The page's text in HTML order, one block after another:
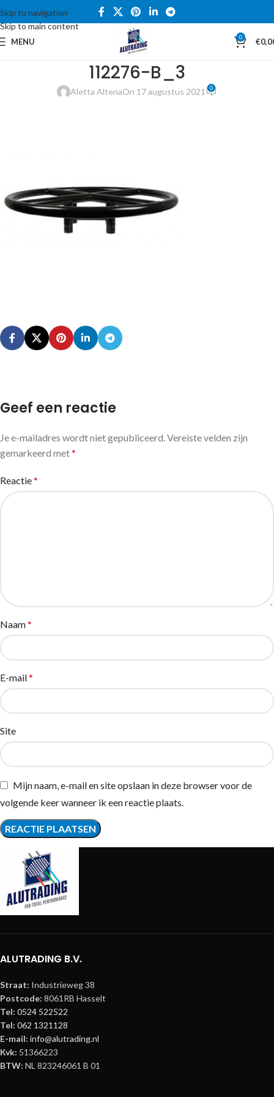
Skip to navigation
Skip to main content
MENU 0 €
112276-B_3
Aletta AltenaOn 17 augustus 2021 0
Geef een reactie
Je e-mailadres wordt niet gepubliceerd.Vereiste velden zijn
gemarkeerd met*
Reactie*
Naam*
E-mail*
Site
Mijn naam, e-mail en site opslaan in deze browser voor de
volgende keer wanneer ik een reactie plaats.
ALUTRADING B.V.
Straat: Industrieweg 38
Postcode: 8061RB Hasselt
Tel: 0524 522522
Tel: 062 1321128
E-mail: info@alutrading.nl
Kvk: 51366223
BTW: NL 823246061 B 01